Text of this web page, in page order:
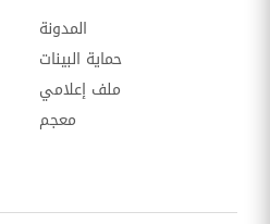
المدونة
حماية البينات
ملف إعلامي
معجم